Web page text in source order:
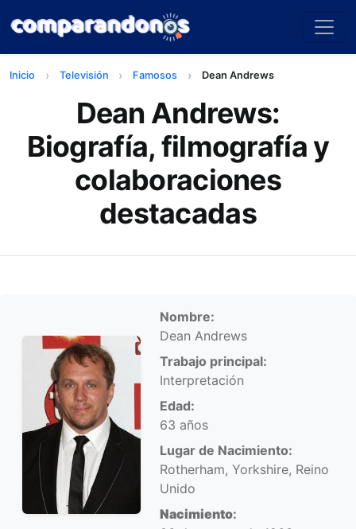
Inicio Televisión Famosos Dean Andrews
Dean Andrews:
Biografía, filmografía y
colaboraciones
destacadas
Información personal
Nombre:
Dean Andrews
Trabajo principal:
Interpretación
Edad:
63 años
Lugar de Nacimiento:
Rotherham, Yorkshire, Reino
Unido
Nacimiento: